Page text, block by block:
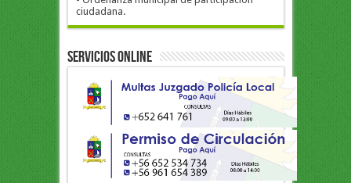
ciudadana.
Servicios Online